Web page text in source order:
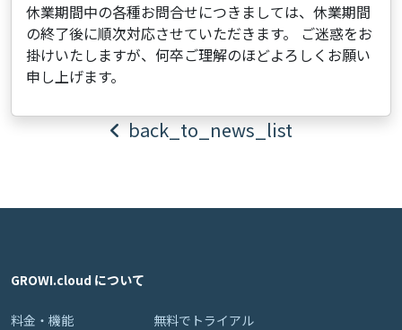
休業期間中の各種お問合せにつきましては、休業期間
の終了後に順次対応させていただきます。 ご迷惑をお
掛けいたしますが、何卒ご理解のほどよろしくお願い
申し上げます。
back_to_news_list
GROWI.cloud について
料金・機能
無料でトライアル